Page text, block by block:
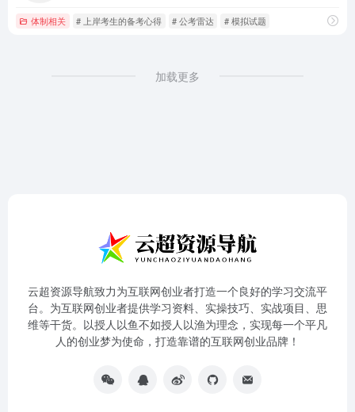
体制相关 # 上岸考生的备考心得 # 公考雷达 # 模拟试题
加载更多
云超资源导航致力为互联网创业者打造一个良好的学习交流平
台。为互联网创业者提供学习资料、实操技巧、实战项目、思
维等干货。以授人以鱼不如授人以渔为理念，实现每一个平凡
人的创业梦为使命，打造靠谱的互联网创业品牌！